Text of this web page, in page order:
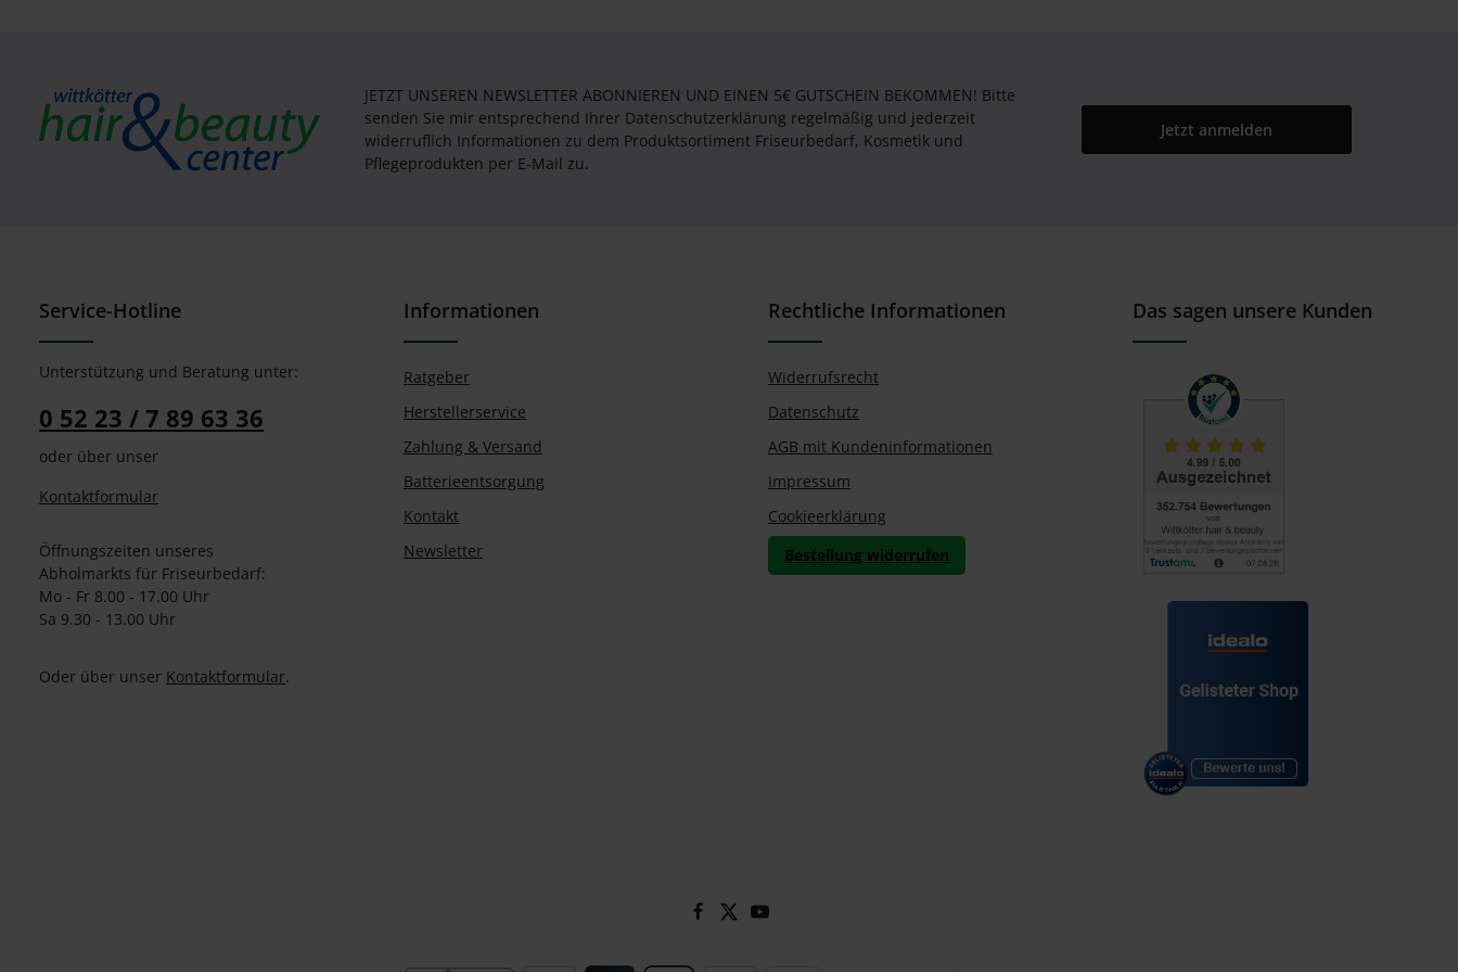
JETZT UNSEREN NEWSLETTER ABONNIEREN UND EINEN 5€ GUTSCHEIN BEKOMMEN! Bitte
senden Sie mir entsprechend Ihrer Datenschutzerklärung regelmäßig und jederzeit
widerruflich Informationen zu dem Produktsortiment Friseurbedarf, Kosmetik und
Pflegeprodukten per E-Mail zu.
Jetzt anmelden
Service-Hotline
Unterstützung und Beratung unter:
0 52 23 / 7 89 63 36
oder über unser
Kontaktformular
Öffnungszeiten unseres
Abholmarkts für Friseurbedarf:
Mo - Fr 8.00 - 17.00 Uhr
Sa 9.30 - 13.00 Uhr
Oder über unser Kontaktformular.
Informationen
Ratgeber
Herstellerservice
Zahlung & Versand
Batterieentsorgung
Kontakt
Newsletter
Rechtliche Informationen
Widerrufsrecht
Datenschutz
AGB mit Kundeninformationen
Impressum
Cookieerklärung
Bestellung widerrufen
Das sagen unsere Kunden